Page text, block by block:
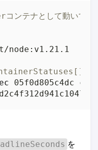
ンテナとして動いてい
node:v1.21.1
05f0d805c4dc
を